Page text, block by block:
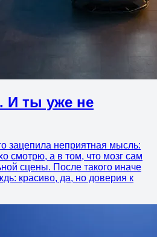
И ты уже не
зацепила неприятная мысль:
смотрю, а в том, что мозг сам
сцены. После такого иначе
красиво, да, но доверия к